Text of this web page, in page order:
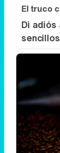
El truco
Di